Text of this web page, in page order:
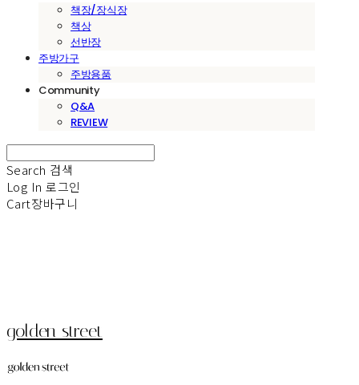
책장/장식장
책상
선반장
주방가구
주방용품
Community
Q&A
REVIEW
Search 검색
Log In 로그인
Cart장바구니
golden street